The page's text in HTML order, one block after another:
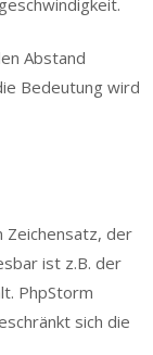
Abstand
Bedeutung wird
Zeichensatz, der
ist z.B. der
PhpStorm
sich die